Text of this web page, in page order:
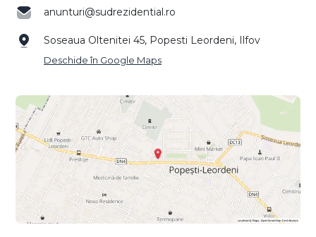
anunturi@sudrezidential.ro
Soseaua Oltenitei 45, Popesti Leordeni, Ilfov
Deschide în Google Maps